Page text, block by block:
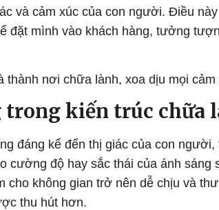
và cảm xúc của con người. Điều
đặt mình vào khách hàng, tưởng
thành nơi chữa lành, xoa dịu mọi
trong kiến trúc chữa
đáng kể đến thị giác của con
cường độ hay sắc thái của ánh
cho không gian trở nên dễ chịu và
thu hút hơn.